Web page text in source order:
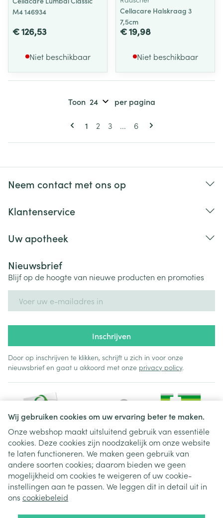
Wij gebruiken cookies om uw ervaring beter te maken.
Onze webshop maakt uitsluitend gebruik van essentiële
cookies. Deze cookies zijn noodzakelijk om onze website
te laten functioneren. We maken geen gebruik van
andere soorten cookies; daarom bieden we geen
mogelijkheid om cookies te weigeren of uw cookie-
instellingen aan te passen. We leggen dit in detail uit in
ons cookiebeleid
M4 146934
€ 126,53
Niet beschikbaar
Cellacare Halskraag 3
7,5cm
€ 19,98
Niet beschikbaar
Pagina's
U lees momenteel pagina
1 Pagina
2 Pagina
3 ... Pagina
6
Toon per pagina
Neem contact met ons op
Klantenservice
Uw apotheek
Nieuwsbrief
Blijf op de hoogte van nieuwe producten en promoties
Inschrijven
Door op inschrijven te klikken, schrijft u zich in voor onze
nieuwsbrief en gaat u akkoord met onze privacy policy.
Juridische links